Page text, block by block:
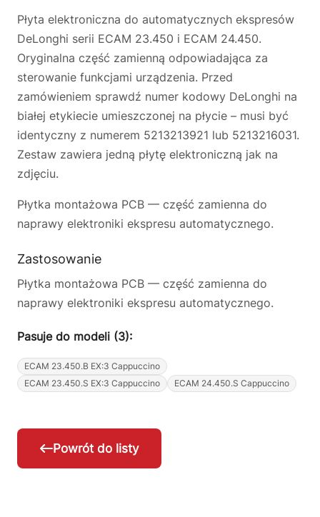
Płyta elektroniczna do automatycznych ekspresów
DeLonghi serii ECAM 23.450 i ECAM 24.450.
Oryginalna część zamienną odpowiadająca za
sterowanie funkcjami urządzenia. Przed
zamówieniem sprawdź numer kodowy DeLonghi na
białej etykiecie umieszczonej na płycie – musi być
identyczny z numerem 5213213921 lub 5213216031.
Zestaw zawiera jedną płytę elektroniczną jak na
zdjęciu.
Płytka montażowa PCB — część zamienna do
naprawy elektroniki ekspresu automatycznego.
Zastosowanie
Płytka montażowa PCB — część zamienna do
naprawy elektroniki ekspresu automatycznego.
Pasuje do modeli (3):
ECAM 23.450.B EX:3 Cappuccino
ECAM 23.450.S EX:3 Cappuccino
ECAM 24.450.S Cappuccino
Powrót do listy